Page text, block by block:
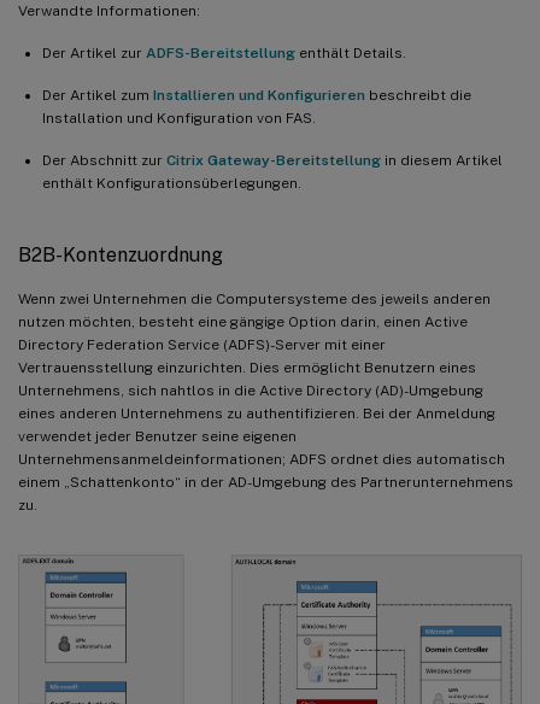
Verwandte Informationen:
Der Artikel zur ADFS-Bereitstellung enthält Details.
Der Artikel zum Installieren und Konfigurieren beschreibt die
Installation und Konfiguration von FAS.
Der Abschnitt zur Citrix Gateway-Bereitstellung in diesem Artikel
enthält Konfigurationsüberlegungen.
B2B-Kontenzuordnung
Wenn zwei Unternehmen die Computersysteme des jeweils anderen
nutzen möchten, besteht eine gängige Option darin, einen Active
Directory Federation Service (ADFS)-Server mit einer
Vertrauensstellung einzurichten. Dies ermöglicht Benutzern eines
Unternehmens, sich nahtlos in die Active Directory (AD)-Umgebung
eines anderen Unternehmens zu authentifizieren. Bei der Anmeldung
verwendet jeder Benutzer seine eigenen
Unternehmensanmeldeinformationen; ADFS ordnet dies automatisch
einem „Schattenkonto“ in der AD-Umgebung des Partnerunternehmens
zu.